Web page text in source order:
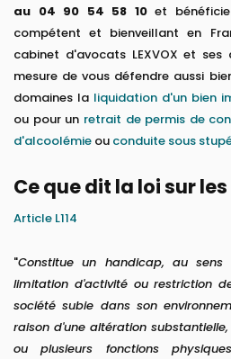
au 04 90 54 58 10et
compétent et bienveillant en
cabinet d'avocats LEXVOX et
mesure de vous défendre aussi
domaines la liquidation d'un bien
ou pour un retrait de permis de
d'alcoolémie ou conduite sous
Ce que dit la loi sur
Article L114
"Constitue un handicap, au
limitation d'activité ou restriction
société subie dans son
raison d'une altération
ou plusieurs fonctions